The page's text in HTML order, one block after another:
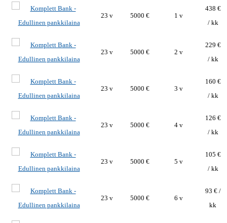
23 v 5000 € 1 v
438 €
/ kk
23 v 5000 € 2 v
229 €
/ kk
23 v 5000 € 3 v
160 €
/ kk
23 v 5000 € 4 v
126 €
/ kk
23 v 5000 € 5 v
105 €
/ kk
23 v 5000 € 6 v
93 € /
kk